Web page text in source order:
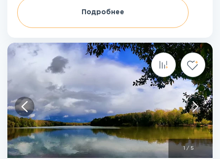
Подробнее
/ 5